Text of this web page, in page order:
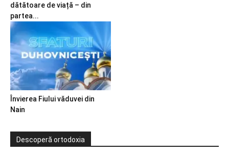
dătătoare de viață – din
partea...
Învierea Fiului văduvei din
Nain
Descoperă ortodoxia